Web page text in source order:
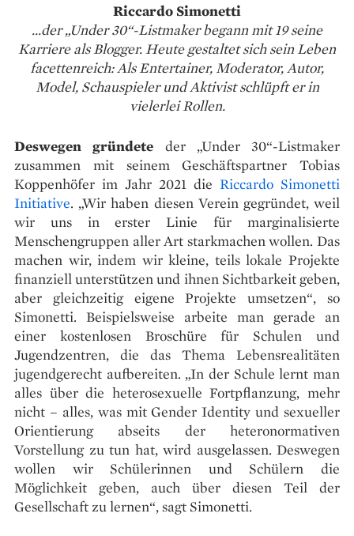
Riccardo Simonetti
...der „Under 30“-Listmaker begann mit 19 seine
Karriere als Blogger. Heute gestaltet sich sein Leben
facettenreich: Als Entertainer, Moderator, Autor,
Model, Schauspieler und Aktivist schlüpft er in
vielerlei Rollen.
Deswegen gründete der „Under 30“-Listmaker
zusammen mit seinem Geschäftspartner Tobias
Koppenhöfer im Jahr 2021 die Riccardo Simonetti
Initiative. „Wir haben diesen Verein gegründet, weil
wir uns in erster Linie für marginalisierte
Menschengruppen aller Art starkmachen wollen. Das
machen wir, indem wir kleine, teils lokale Projekte
finanziell unterstützen und ihnen Sichtbarkeit geben,
aber gleichzeitig eigene Projekte umsetzen“, so
Simonetti. Beispielsweise arbeite man gerade an
einer kostenlosen Broschüre für Schulen und
Jugendzentren, die das Thema Lebensrealitäten
jugendgerecht aufbereiten. „In der Schule lernt man
alles über die heterosexuelle Fortpflanzung, mehr
nicht – alles, was mit Gender Identity und sexueller
Orientierung abseits der heteronormativen
Vorstellung zu tun hat, wird ausgelassen. Deswegen
wollen wir Schülerinnen und Schülern die
Möglichkeit geben, auch über diesen Teil der
Gesellschaft zu lernen“, sagt Simonetti.